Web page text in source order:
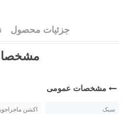
جزئیات محصول
مشخصات عمومی
سبک اکشن